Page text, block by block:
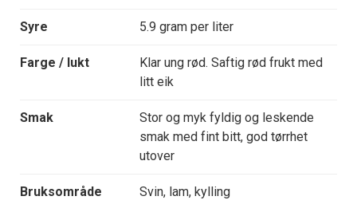
Syre 5.9 gram per liter
Farge / lukt
Klar ung rød. Saftig rød frukt med
litt eik
Smak
Stor og myk fyldig og leskende
smak med fint bitt, god tørrhet
utover
Bruksområde Svin, lam, kylling